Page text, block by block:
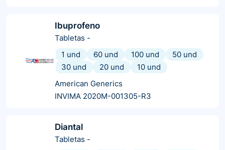
Ibuprofeno
Tabletas -
1 und
60 und 100 und
50 und
30 und
20 und
10 und
American Generics
INVIMA 2020M-001305-R3
Diantal
Tabletas -